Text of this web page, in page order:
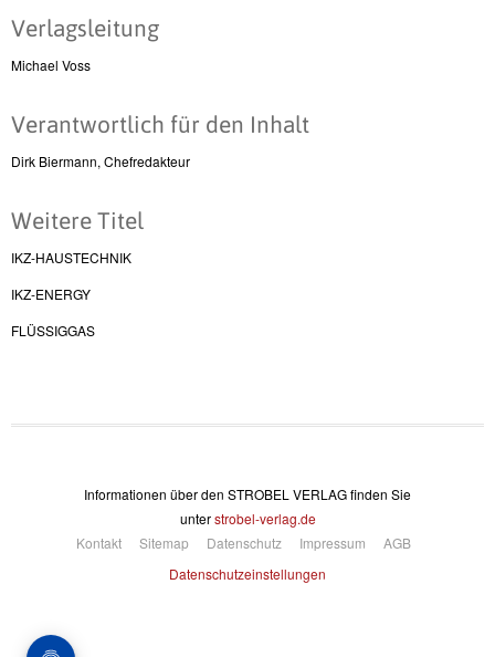
Verlagsleitung
Michael Voss
Verantwortlich für den Inhalt
Dirk Biermann, Chefredakteur
Weitere Titel
IKZ-HAUSTECHNIK
IKZ-ENERGY
FLÜSSIGGAS
Informationen über den STROBEL VERLAG finden Sie
unterstrobel-verlag.de
Kontakt
Sitemap Datenschutz Impressum
AGB
Datenschutzeinstellungen